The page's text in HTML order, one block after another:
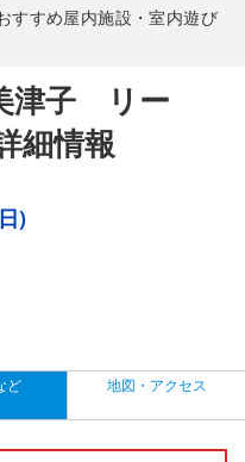
すすめ屋内施設・室内遊び
津子 リー
細情報
)
ど 地図・アクセス